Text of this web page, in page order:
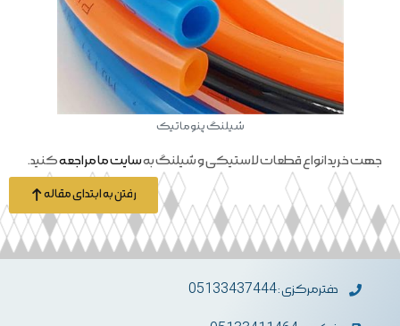
شیلنگ پنوماتیک
جهت خرید انواع قطعات لاستیکی و شیلنگ بهسایت ما مراجعهکنید.
رفتن به ابتدای مقاله
دفترمرکزی : 05133437444